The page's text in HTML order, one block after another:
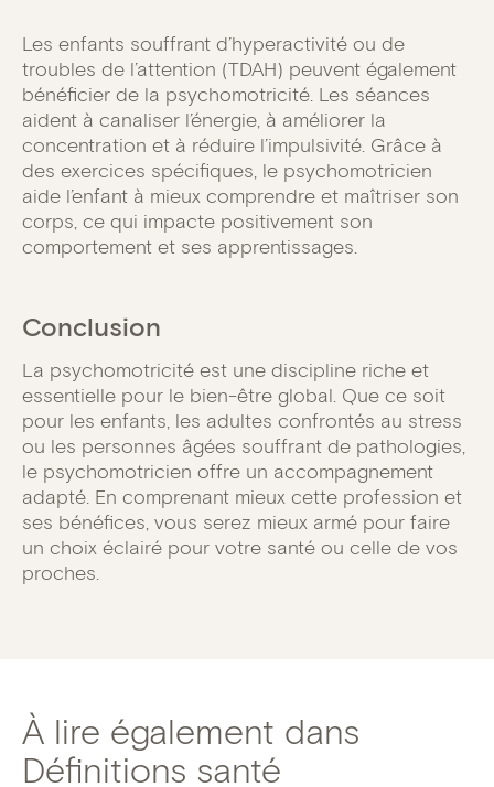
Les enfants souffrant d’hyperactivité ou de
troubles de l’attention (TDAH) peuvent également
bénéficier de la psychomotricité. Les séances
aident à canaliser l’énergie, à améliorer la
concentration et à réduire l’impulsivité. Grâce à
des exercices spécifiques, le psychomotricien
aide l’enfant à mieux comprendre et maîtriser son
corps, ce qui impacte positivement son
comportement et ses apprentissages.
Conclusion
La psychomotricité est une discipline riche et
essentielle pour le bien-être global. Que ce soit
pour les enfants, les adultes confrontés au stress
ou les personnes âgées souffrant de pathologies,
le psychomotricien offre un accompagnement
adapté. En comprenant mieux cette profession et
ses bénéfices, vous serez mieux armé pour faire
un choix éclairé pour votre santé ou celle de vos
proches.
À lire également dans
Définitions santé